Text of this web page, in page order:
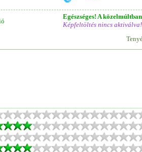
Egészséges! A
Képfeltöltés nincs aktiválva!